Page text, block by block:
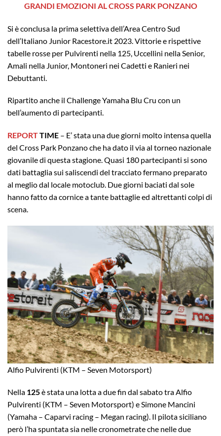
GRANDI EMOZIONI AL CROSS PARK PONZANO
Si è conclusa la prima selettiva dell’Area Centro Sud
dell’Italiano Junior Racestore.it 2023. Vittorie e rispettive
tabelle rosse per Pulvirenti nella 125, Uccellini nella Senior,
Amali nella Junior, Montoneri nei Cadetti e Ranieri nei
Debuttanti.
Ripartito anche il Challenge Yamaha Blu Cru con un
bell’aumento di partecipanti.
REPORTTIME – E’ stata una due giorni molto intensa quella
del Cross Park Ponzano che ha dato il via al torneo nazionale
giovanile di questa stagione. Quasi 180 partecipanti si sono
dati battaglia sui saliscendi del tracciato fermano preparato
al meglio dal locale motoclub. Due giorni baciati dal sole
hanno fatto da cornice a tante battaglie ed altrettanti colpi di
scena.
Alfio Pulvirenti (KTM – Seven Motorsport)
Nella 125è stata una lotta a due fin dal sabato tra Alfio
Pulvirenti (KTM – Seven Motorsport) e Simone Mancini
(Yamaha – Caparvi racing – Megan racing). Il pilota siciliano
però l’ha spuntata sia nelle cronometrate che nelle due